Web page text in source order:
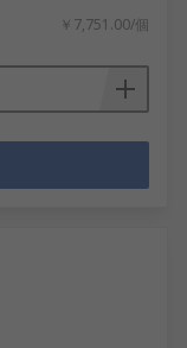
￥7,751.00/個